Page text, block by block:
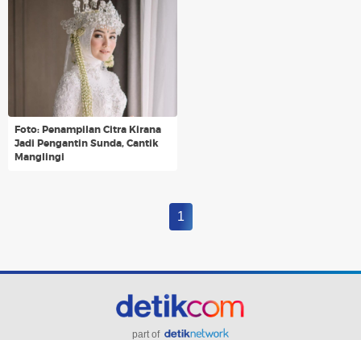
Foto: Penampilan Citra Kirana
Jadi Pengantin Sunda, Cantik
Manglingi
1
part of